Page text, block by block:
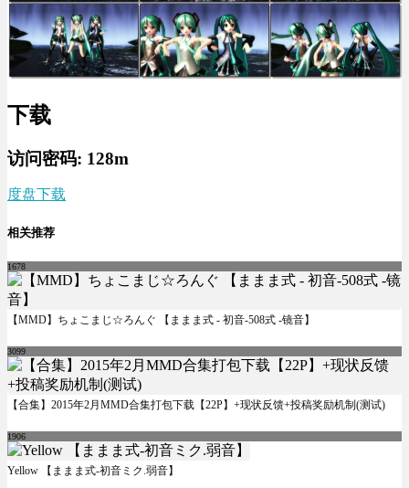
下载
访问密码: 128m
度盘下载
相关推荐
1678
【MMD】ちょこまじ☆ろんぐ 【ままま式 - 初音-508式 -镜音】
3099
【合集】2015年2月MMD合集打包下载【22P】+现状反馈+投稿奖励机制(测试)
1906
Yellow 【ままま式-初音ミク.弱音】